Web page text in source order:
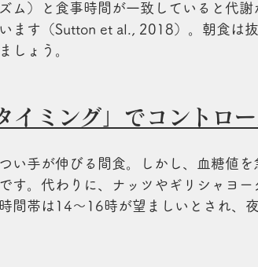
ム）と食事時間が一致していると代
ます（Sutton et al., 2018）。朝食は
しょう。
イミング」でコントロ
い手が伸びる間食。しかし、血糖値を
す。代わりに、ナッツやギリシャヨー
間帯は14〜16時が望ましいとされ、